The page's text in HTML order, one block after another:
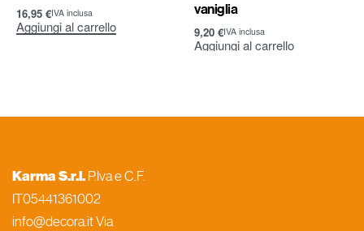
16,95 €IVA inclusa
Aggiungi al carrello
vaniglia
9,20 €IVA inclusa
Aggiungi al carrello
Karma S.r.l. P.Iva e C.F.
IT05441361002
info@decora.it Via